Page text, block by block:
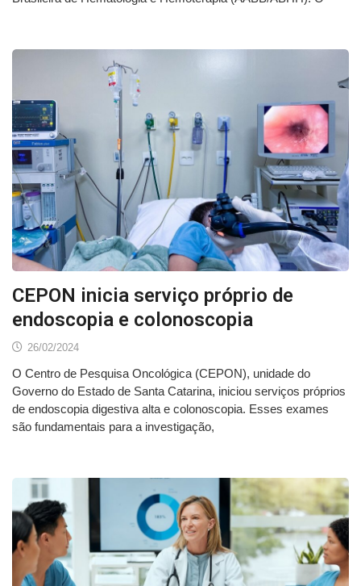
CEPON inicia serviço próprio de
endoscopia e colonoscopia
26/02/2024
O Centro de Pesquisa Oncológica (CEPON), unidade do
Governo do Estado de Santa Catarina, iniciou serviços próprios
de endoscopia digestiva alta e colonoscopia. Esses exames
são fundamentais para a investigação,